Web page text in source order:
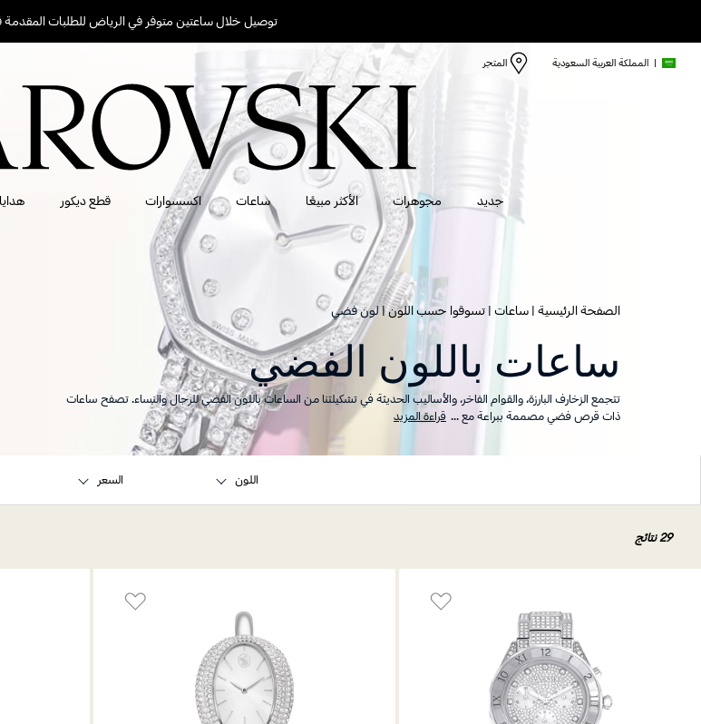
توصيل خلال ساعتين متوفر في الرياض للطلبات المقدمة قبل
| المملكة العربية السعودية المتجر
جديد مجوهرات الأكثر مبيعًا ساعات اكسسوارات قطع ديكور هدايا
الصفحة الرئيسية ساعات تسوقوا حسب اللون لون فضي
ساعات باللون الفضي
تتجمع الزخارف البارزة، والقوام الفاخر، والأساليب الحديثة في تشكيلتنا من الساعات باللون الفضي للرجال والنساء. تصفح ساعات
ذات قرص فضي مصممة ببراعة مع... قراءة المزيد
اللون السعر
29 نتائج